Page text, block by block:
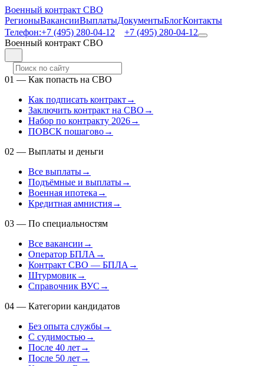
Военный контракт СВО
РегионыВакансииВыплатыДокументыБлогКонтакты
Телефон:+7 (495) 280-04-12
+7 (495) 280-04-12
Военный контракт СВО
01 — Как попасть на СВО
Как подписать контракт→
Заключить контракт на СВО →
Набор по контракту 2026→
ПОВСК пошагово→
02 — Выплаты и деньги
Все выплаты→
Подъёмные и выплаты→
Военная ипотека →
Кредитная амнистия→
03 — По специальностям
Все вакансии →
Оператор БПЛА →
Контракт СВО — БПЛА →
Штурмовик→
Справочник ВУС →
04 — Категории кандидатов
Без опыта службы→
С судимостью→
После 40 лет→
После 50 лет→